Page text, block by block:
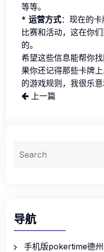
等等。
* 运营方式：现在的
比赛和活动，这在你
的。
希望这些信息能帮你
果你还记得那些卡牌
的游戏规则，我很乐意
上一篇
导航
手机版pokertime德